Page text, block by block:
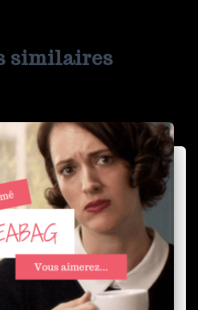
similaires